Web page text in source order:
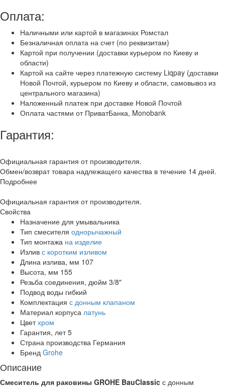
Оплата:
Наличными или картой в магазинах Ромстал
Безналичная оплата на счет (по реквизитам)
Картой при получении (доставки курьером по Киеву и
области)
Картой на сайте через платежную систему Liqpay (доставки
Новой Почтой, курьером по Киеву и области, самовывоз из
центрального магазина)
Наложенный платеж при доставке Новой Почтой
Оплата частями от ПриватБанка, Monobank
Гарантия:
Официальная гарантия от производителя.
Обмен/возврат товара надлежащего качества в течение 14 дней.
Подробнее
Официальная гарантия от производителя.
Свойства
Назначение для умывальника
Тип смесителя однорычажный
Тип монтажа на изделие
Излив с коротким изливом
Длина излива, мм 107
Высота, мм 155
Резьба соединения, дюйм 3/8"
Подвод воды гибкий
Комплектация с донным клапаном
Материал корпуса латунь
Цвет хром
Гарантия, лет 5
Страна производства Германия
Бренд Grohe
Описание
Смеситель для раковины GROHE BauClassic с донным